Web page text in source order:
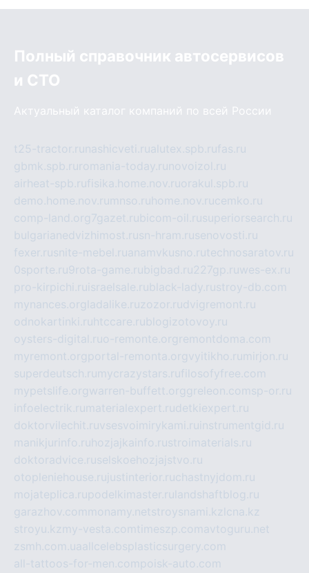
Полный справочник автосервисов
и СТО
Актуальный каталог компаний по всей России
t25-tractor.ru nashicveti.rualutex.spb.rufas.ru
gbmk.spb.ru romania-today.ru novoizol.ru
airheat-spb.rufisika.home.nov.ruorakul.spb.ru
demo.home.nov.ru mnso.ru home.nov.rucemko.ru
comp-land.org 7gazet.rubicom-oil.rusuperiorsearch.ru
bulgarianedvizhimost.rusn-hram.rusenovosti.ru
fexer.rusnite-mebel.ruanamvkusno.rutechnosaratov.ru
0sporte.ru9rota-game.rubigbad.ru227gp.ruwes-ex.ru
pro-kirpichi.ru israelsale.rublack-lady.rustroy-db.com
mynances.org ladalike.ruzozor.rudvigremont.ru
odnokartinki.ru htccare.rublogizotovoy.ru
oysters-digital.ruo-remonte.org remontdoma.com
myremont.org portal-remonta.orgvyitikho.ru mirjon.ru
superdeutsch.ru mycrazystars.rufilosofyfree.com
mypetslife.orgwarren-buffett.orggreleon.comsp-or.ru
infoelectrik.ru materialexpert.rudetkiexpert.ru
doktorvilechit.ruvsesvoimirykami.ru instrumentgid.ru
manikjurinfo.ru hozjajkainfo.rustroimaterials.ru
doktoradvice.ruselskoehozjajstvo.ru
otopleniehouse.ru justinterior.ruchastnyjdom.ru
mojateplica.rupodelkimaster.ru landshaftblog.ru
garazhov.com monamy.netstroysnami.kz lcna.kz
stroyu.kz my-vesta.com timeszp.comavtoguru.net
zsmh.com.uaallcelebsplasticsurgery.com
all-tattoos-for-men.com poisk-auto.com